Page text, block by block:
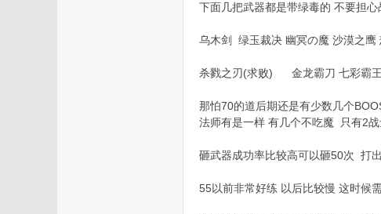
下面几把武器都是带绿毒的 不要担
乌木剑 绿玉裁决 幽冥の魔 沙漠之鹰
杀戮之刃(求败) 金龙霸刀 七彩霸王
那怕70的道后期还是有少数几个
法师有是一样 有几个不吃魔 只有2
砸武器成功率比较高可以砸50次 打
55以前非常好练 以后比较慢 这时候